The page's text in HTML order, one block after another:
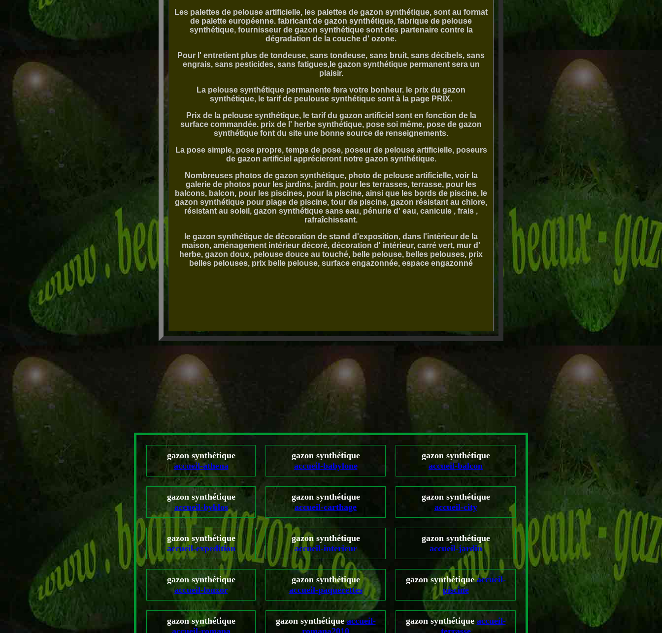
Les palettes de pelouse artificielle, les palettes de gazon synthétique, sont au format
de palette européenne. fabricant de gazon synthétique, fabrique de pelouse
synthétique, fournisseur de gazon synthétique sont des partenaire contre la
dégradation de la couche d' ozone.
Pour l' entretient plus de tondeuse, sans tondeuse, sans bruit, sans décibels, sans
engrais, sans pesticides, sans fatigues,le gazon synthétique permanent sera un
plaisir.
La pelouse synthétique permanente fera votre bonheur. le prix du gazon
synthétique, le tarif de peulouse synthétique sont à la page PRIX.
Prix de la pelouse synthétique, le tarif du gazon artificiel sont en fonction de la
surface commandée. prix de l' herbe synthétique, pose soi même, pose de gazon
synthétique font du site une bonne source de renseignements.
La pose simple, pose propre, temps de pose, poseur de pelouse artificielle, poseurs
de gazon artificiel apprécieront notre gazon synthétique.
Nombreuses photos de gazon synthétique, photo de pelouse artificielle, voir la
galerie de photos pour les jardins, jardin, pour les terrasses, terrasse, pour les
balcons, balcon, pour les piscines, pour la piscine, ainsi que les bords de piscine, le
gazon synthétique pour plage de piscine, tour de piscine, gazon résistant au chlore,
résistant au soleil, gazon synthétique sans eau, pénurie d' eau, canicule , frais ,
rafraîchissant.
le gazon synthétique de décoration de stand d'exposition, dans l'intérieur de la
maison, aménagement intérieur décoré, décoration d' intérieur, carré vert, mur d'
herbe, gazon doux, pelouse douce au touché, belle pelouse, belles pelouses, prix
belles pelouses, prix belle pelouse, surface engazonnée, espace engazonné
gazon synthétique
accueil-athena
gazon synthétique
accueil-babylone
gazon synthétique
accueil-balcon
gazon synthétique
accueil-byblos
gazon synthétique
accueil-carthage
gazon synthétique
accueil-city
gazon synthétique
accueil-expedition
gazon synthétique
accueil-interieur
gazon synthétique
accueil-jardin
gazon synthétique
accueil-louxor
gazon synthétique
accueil-paquerettes
gazon synthétiqueaccueil-
piscine
gazon synthétique
accueil-romana
gazon synthétiqueaccueil-
romana2010
gazon synthétique accueil-
terrasse